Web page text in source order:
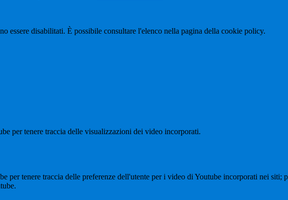
essere disabilitati. È possibile consultare l'elenco nella pagina della cookie policy.
per tenere traccia delle visualizzazioni dei video incorporati.
per tenere traccia delle preferenze dell'utente per i video di Youtube incorporati nei